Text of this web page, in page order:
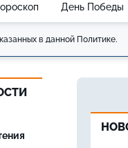
День Победы
в данной Политике.